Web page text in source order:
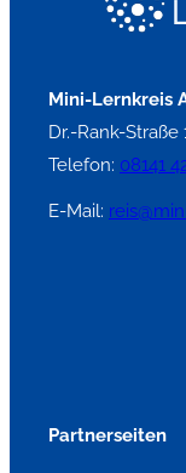
Mini-Lernkreis
Dr.-Rank-
Telefon: 08141
E-Mail:
Partnerseiten